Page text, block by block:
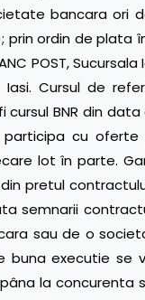
bancara ori
prin ordin de plata
POST,
Cursul de
BNR din
cu
lot în parte.
din pretul
semnarii
sau de o
executie se
la concurenta